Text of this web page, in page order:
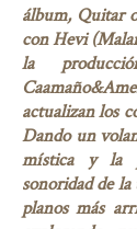
álbum, Quitar
con Hevi
la
actualizan los
Dando un
mística y la
sonoridad de
planos más